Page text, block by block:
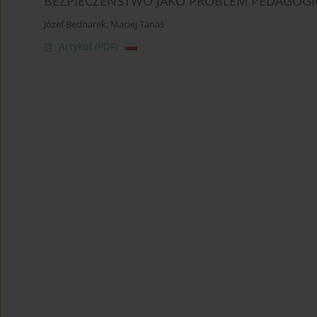
Józef Bednarek, Maciej Tanaś
Artykuł (PDF)